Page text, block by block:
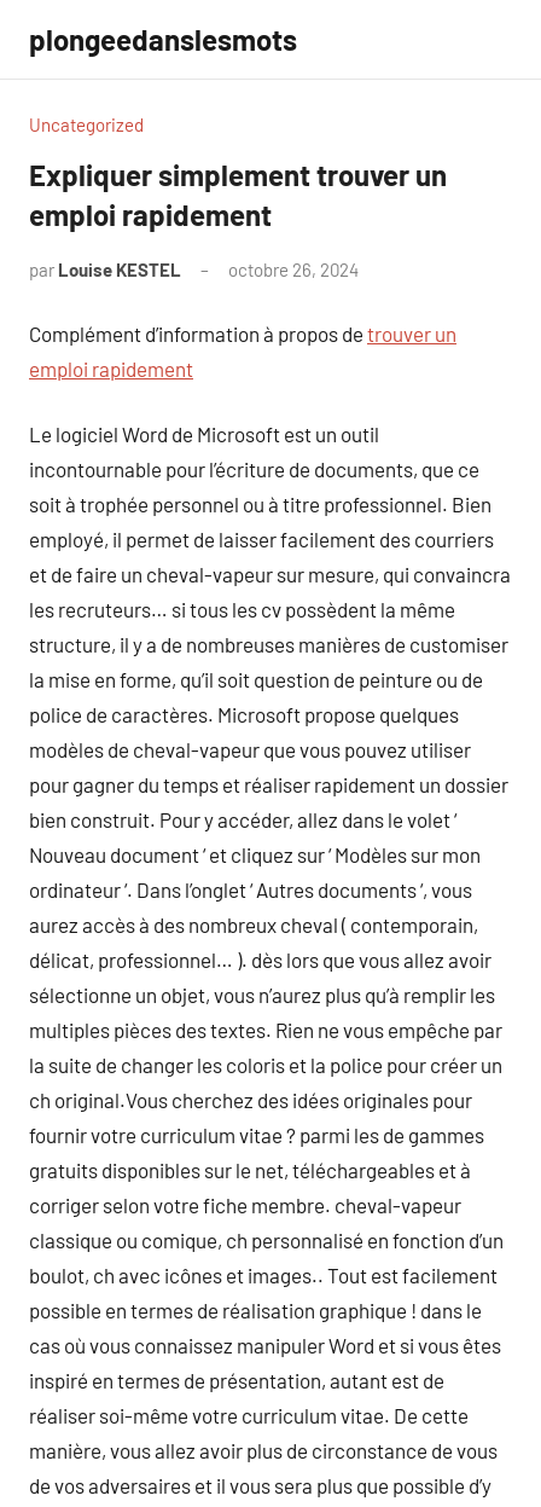
contenu
plongeedanslesmots
Uncategorized
Expliquer simplement trouver un
emploi rapidement
par Louise KESTEL octobre 26, 2024
Complément d’information à propos de trouver un
emploi rapidement
Le logiciel Word de Microsoft est un outil
incontournable pour l’écriture de documents, que ce
soit à trophée personnel ou à titre professionnel. Bien
employé, il permet de laisser facilement des courriers
et de faire un cheval-vapeur sur mesure, qui convaincra
les recruteurs… si tous les cv possèdent la même
structure, il y a de nombreuses manières de customiser
la mise en forme, qu’il soit question de peinture ou de
police de caractères. Microsoft propose quelques
modèles de cheval-vapeur que vous pouvez utiliser
pour gagner du temps et réaliser rapidement un dossier
bien construit. Pour y accéder, allez dans le volet ‘
Nouveau document ‘ et cliquez sur ‘ Modèles sur mon
ordinateur ‘. Dans l’onglet ‘ Autres documents ‘, vous
aurez accès à des nombreux cheval ( contemporain,
délicat, professionnel… ). dès lors que vous allez avoir
sélectionne un objet, vous n’aurez plus qu’à remplir les
multiples pièces des textes. Rien ne vous empêche par
la suite de changer les coloris et la police pour créer un
ch original.Vous cherchez des idées originales pour
fournir votre curriculum vitae ? parmi les de gammes
gratuits disponibles sur le net, téléchargeables et à
corriger selon votre fiche membre. cheval-vapeur
classique ou comique, ch personnalisé en fonction d’un
boulot, ch avec icônes et images.. Tout est facilement
possible en termes de réalisation graphique ! dans le
cas où vous connaissez manipuler Word et si vous êtes
inspiré en termes de présentation, autant est de
réaliser soi-même votre curriculum vitae. De cette
manière, vous allez avoir plus de circonstance de vous
de vos adversaires et il vous sera plus que possible d’y